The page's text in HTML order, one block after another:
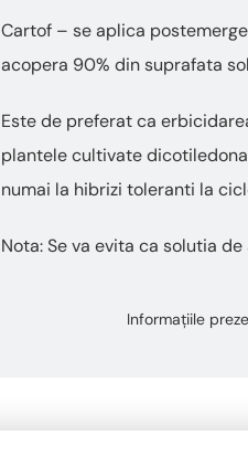
Cartof – se aplica
acopera 90% din suprafata
Este de preferat ca
plantele cultivate
numai la hibrizi toleranti la
Nota: Se va evita ca solutia
Informațiile